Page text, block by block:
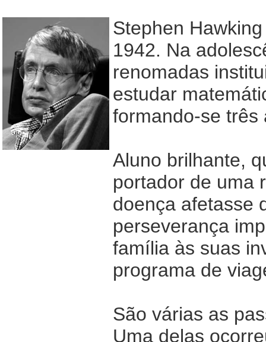
Stephen
1942. Na
renomadas
estudar
formando-se três
Aluno brilhante,
portador de uma
doença afetasse
perseverança
família às suas
programa de
São várias as
Uma delas